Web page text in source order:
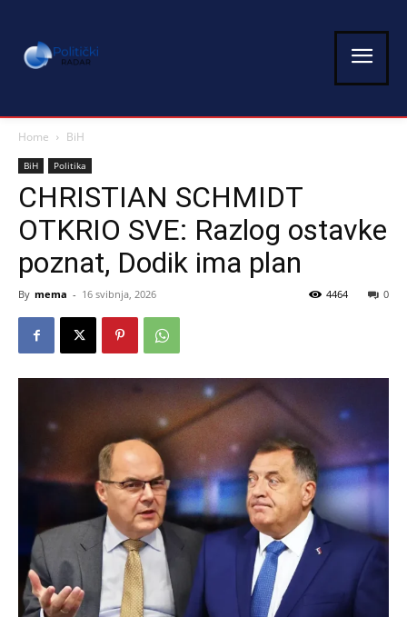
Home BiH
BiH Politika
CHRISTIAN SCHMIDT
OTKRIO SVE: Razlog ostavke
poznat, Dodik ima plan
By mema - 16 svibnja, 2026 0
4464